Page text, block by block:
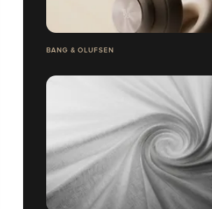
BANG & OLUFSEN